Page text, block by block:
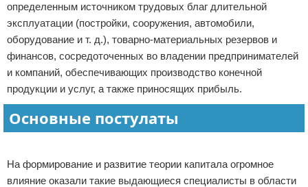
Разное
определенным источником трудовых благ длительной
эксплуатации (постройки, сооружения, автомобили,
оборудование и т. д.), товарно-материальных резервов и
финансов, сосредоточенных во владении предпринимателей
и компаний, обеспечивающих производство конечной
продукции и услуг, а также приносящих прибыль.
Основные постулаты
На формирование и развитие теории капитала огромное
влияние оказали такие выдающиеся специалисты в области